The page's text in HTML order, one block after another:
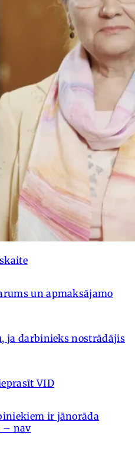
un apmaksājamo
ja darbinieks nostrādājis
VID
ir jānorāda
– nav